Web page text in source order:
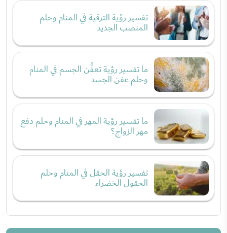
تفسير رؤية الترقية في المنام وحلم
المنصب الجديد
ما تفسير رؤية تعفُّن الجسم في المنام
وحلم عفن الجسد
ما تفسير رؤية المهر في المنام وحلم دفع
مهر الزواج؟
تفسير رؤية الحقل في المنام وحلم
الحقول الخضراء